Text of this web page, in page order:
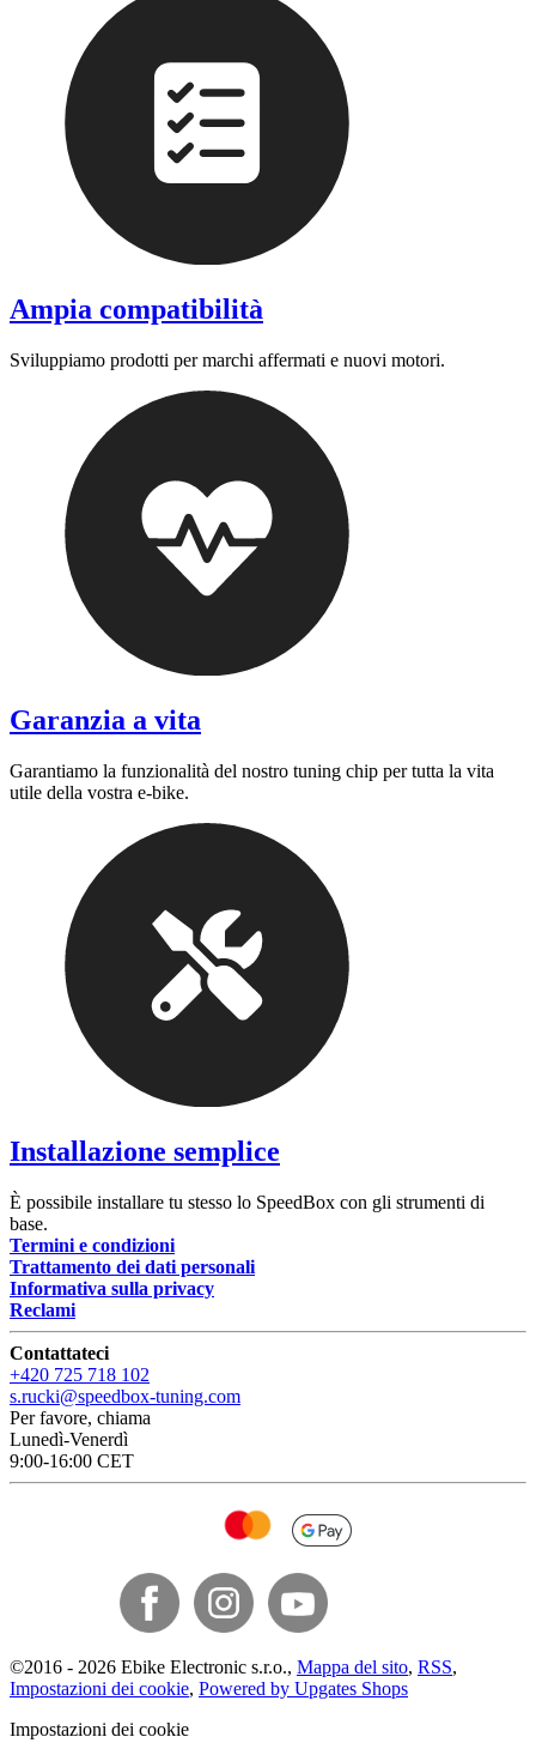
Ampia compatibilità
Sviluppiamo prodotti per marchi affermati e nuovi motori.
Garanzia a vita
Garantiamo la funzionalità del nostro tuning chip per tutta la vita
utile della vostra e-bike.
Installazione semplice
È possibile installare tu stesso lo SpeedBox con gli strumenti di
base.
Termini e condizioni
Trattamento dei dati personali
Informativa sulla privacy
Reclami
Contattateci
+420 725 718 102
s.rucki@speedbox-tuning.com
Per favore, chiama
Lunedì-Venerdì
9:00-16:00 CET
©2016 - 2026 Ebike Electronic s.r.o., Mappa del sito, RSS,
Impostazioni dei cookie, Powered by Upgates Shops
Impostazioni dei cookie